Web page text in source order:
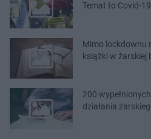
Temat to Covid-
Mimo lockdownu
książki w żarskiej
200
działania